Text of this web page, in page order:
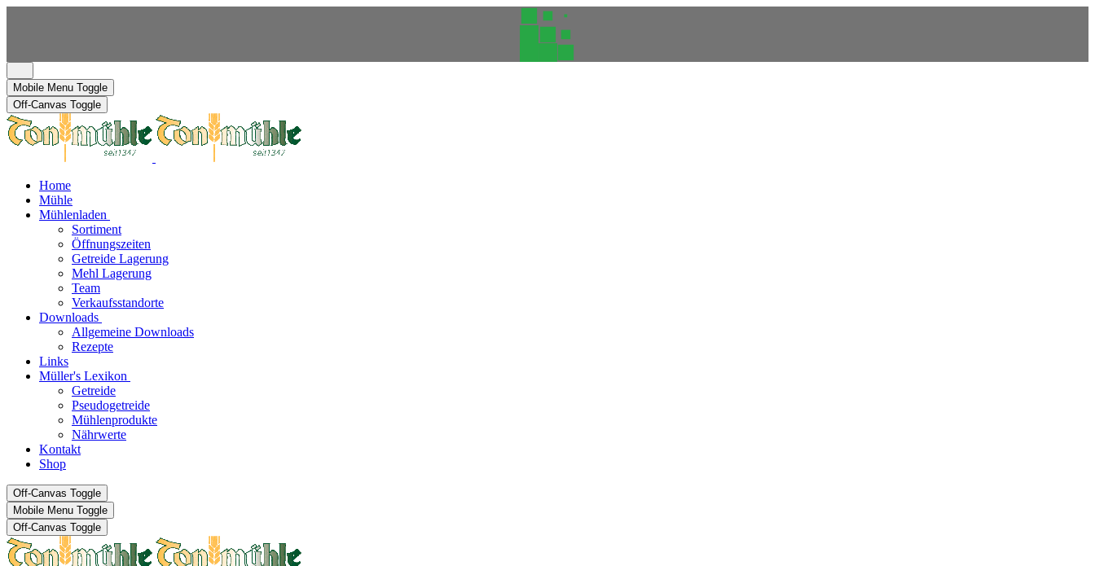
Mobile Menu Toggle
Off-Canvas Toggle
Home
Mühle
Mühlenladen
Sortiment
Öffnungszeiten
Getreide Lagerung
Mehl Lagerung
Team
Verkaufsstandorte
Downloads
Allgemeine Downloads
Rezepte
Links
Müller's Lexikon
Getreide
Pseudogetreide
Mühlenprodukte
Nährwerte
Kontakt
Shop
Off-Canvas Toggle
Mobile Menu Toggle
Off-Canvas Toggle